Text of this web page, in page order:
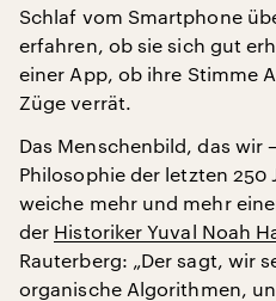
Schlaf vom Smartphone
erfahren, ob sie sich gut
einer App, ob ihre Stimme
Züge verrät.
Das Menschenbild, das wir
Philosophie der letzten 250
weiche mehr und mehr
der Historiker Yuval Noah
Rauterberg: „Der sagt, wir
organische Algorithmen,